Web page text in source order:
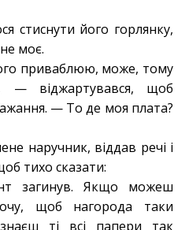
стиснути його горлянку,
моє.
приваблюю, може, тому
— віджартувався, щоб
— То де моя плата?
наручник, віддав речі і
тихо сказати:
загинув. Якщо можеш
щоб нагорода таки
ті всі папери так